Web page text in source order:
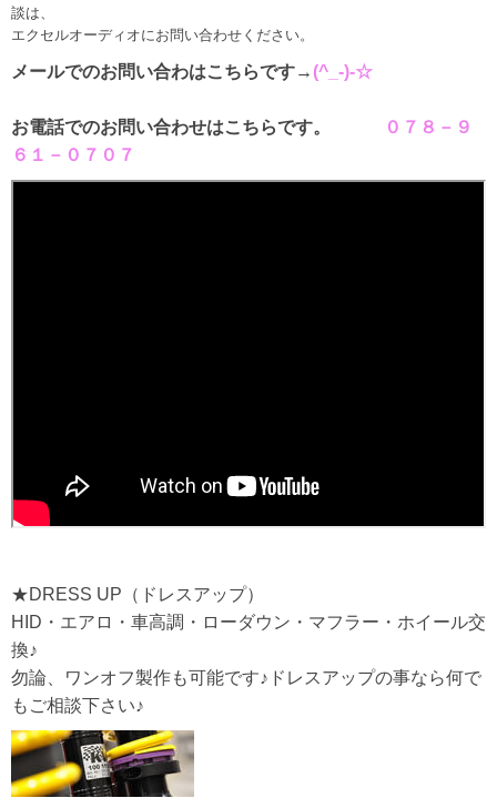
談は、
エクセルオーディオにお問い合わせください。
メールでのお問い合わはこちらです→(^_-)-☆
お電話でのお問い合わせはこちらです。
０７８－９
６１－０７０７
★DRESS UP（ドレスアップ）
HID・エアロ・車高調・ローダウン・マフラー・ホイール交
換♪
勿論、ワンオフ製作も可能です♪ドレスアップの事なら何で
もご相談下さい♪